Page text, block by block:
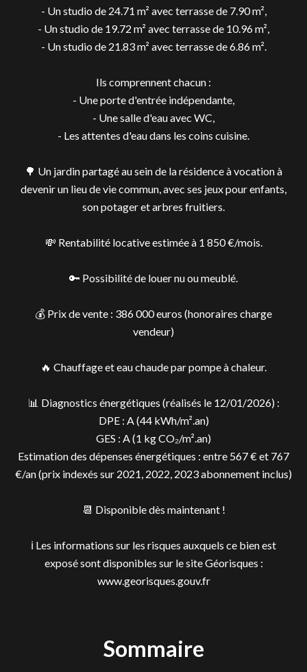
- Un studio de 24.71 m² avec terrasse de 7.90 m²,
- Un studio de 19.72 m² avec terrasse de 10.96 m²,
- Un studio de 21.83 m² avec terrasse de 6.86 m².
Ils comprennent chacun :
- Une porte d'entrée indépendante,
- Une salle d'eau avec WC,
- Les attentes d'eau dans les coins cuisine.
🌳 Un jardin partagé au sein de la résidence à vocation à
devenir un lieu de vie commun, avec ses jeux pour enfants,
son potager et arbres fruitiers.
💸 Rentabilité locative estimée à 1 850 €/mois.
🔑 Possibilité de louer nu ou meublé.
💰 Prix de vente : 386 000 euros (honoraires charge
vendeur)
🔥 Chauffage et eau chaude par pompe à chaleur.
📊 Diagnostics énergétiques (réalisés le 12/01/2026) :
DPE : A (44 kWh/m².an)
GES : A (1 kg CO₂/m².an)
Estimation des dépenses énergétiques : entre 567 € et 767
€/an (prix indexés sur 2021, 2022, 2023 abonnement inclus)
📆 Disponible dès maintenant !
ℹ️ Les informations sur les risques auxquels ce bien est
exposé sont disponibles sur le site Géorisques :
www.georisques.gouv.fr
Sommaire